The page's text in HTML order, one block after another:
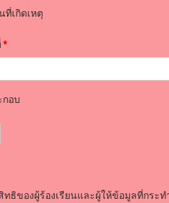
ที่เกิดเหตุ
*
อบ
ทธิของผู้ร้องเรียนและผู้ให้ข้อมูลที่กร